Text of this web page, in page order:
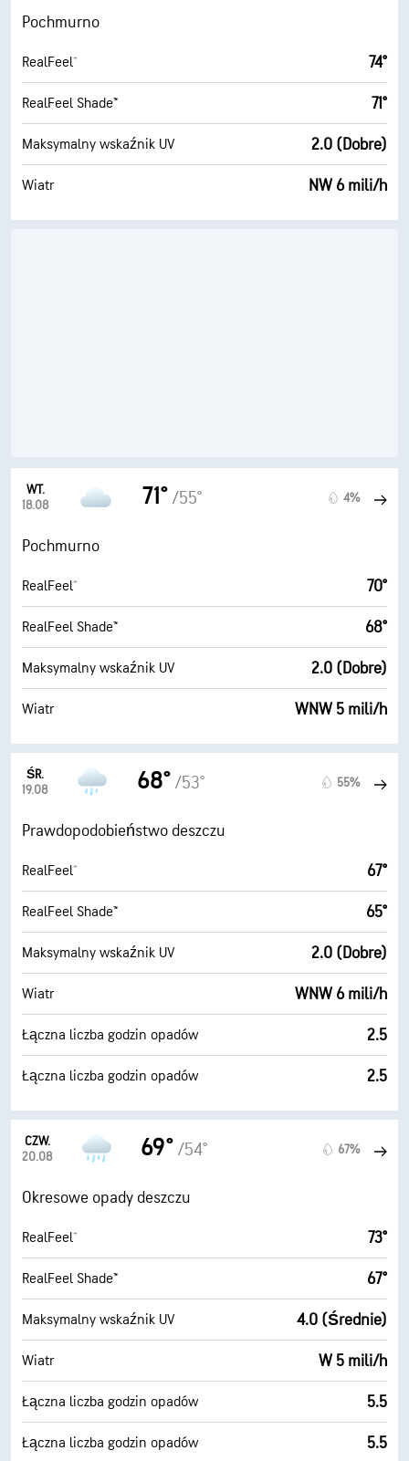
Pochmurno
RealFeel® 74°
RealFeel Shade™ 71°
Maksymalny wskaźnik UV 2.0 (Dobre)
Wiatr NW 6 mili/h
WT.
18.08
71° /55° 4%
Pochmurno
RealFeel® 70°
RealFeel Shade™ 68°
Maksymalny wskaźnik UV 2.0 (Dobre)
Wiatr WNW 5 mili/h
ŚR.
19.08
68° /53° 55%
Prawdopodobieństwo deszczu
RealFeel® 67°
RealFeel Shade™ 65°
Maksymalny wskaźnik UV 2.0 (Dobre)
Wiatr WNW 6 mili/h
Łączna liczba godzin opadów 2.5
Łączna liczba godzin opadów 2.5
CZW.
20.08
69° /54° 67%
Okresowe opady deszczu
RealFeel® 73°
RealFeel Shade™ 67°
Maksymalny wskaźnik UV 4.0 (Średnie)
Wiatr W 5 mili/h
Łączna liczba godzin opadów 5.5
Łączna liczba godzin opadów 5.5